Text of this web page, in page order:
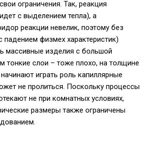
ограничения. Так, реакция
с выделением тепла), а
реакции невелик, поэтому без
падением физмех характеристик)
массивные изделия с большой
тонкие слои – тоже плохо, на толщине
играть роль капиллярные
не пролиться. Поскольку процессы
не при комнатных условиях,
размеры также ограничены